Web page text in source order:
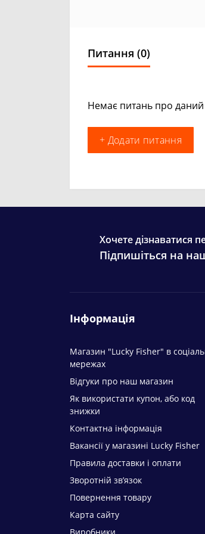
Питання (0)
Немає питань про даний
+ Додати питання
Хочете дізнаватися
Підпишіться на
Інформація
Магазин "Lucky Fisher" в
мережах
Відгуки про наш магазин
Як використати купон, або код
знижки
Контактна інформація
Вакансії у магазині Lucky Fisher
Правила доставки і оплати
Зворотній зв’язок
Повернення товару
Карта сайту